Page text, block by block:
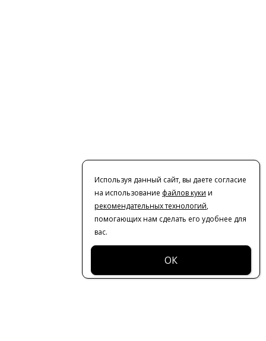
Используя данный сайт, вы даете согласие
на использование файлов куки и
рекомендательных технологий,
помогающих нам сделать его удобнее для
вас.